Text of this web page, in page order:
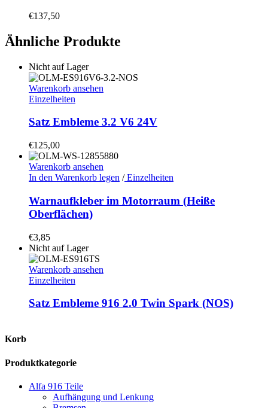
€137,50
Ähnliche Produkte
Nicht auf Lager
Warenkorb ansehen
Einzelheiten
Satz Embleme 3.2 V6 24V
€125,00
Warenkorb ansehen
In den Warenkorb legen /Einzelheiten
Warnaufkleber im Motorraum (Heiße
Oberflächen)
€3,85
Nicht auf Lager
Warenkorb ansehen
Einzelheiten
Satz Embleme 916 2.0 Twin Spark (NOS)
Korb
Produktkategorie
Alfa 916 Teile
Aufhängung und Lenkung